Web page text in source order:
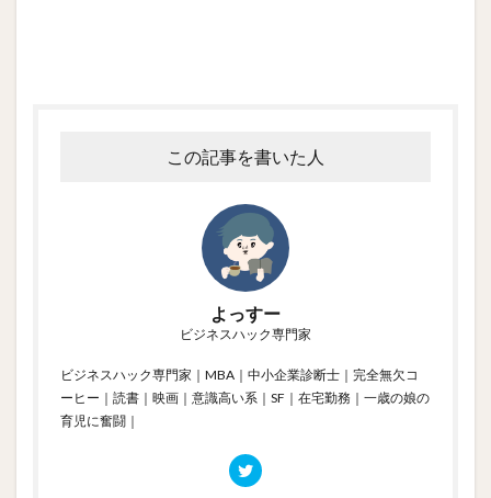
この記事を書いた人
よっすー
ビジネスハック専門家
ビジネスハック専門家｜MBA｜中小企業診断士｜完全無欠コ
ーヒー｜読書｜映画｜意識高い系｜SF｜在宅勤務｜一歳の娘の
育児に奮闘｜